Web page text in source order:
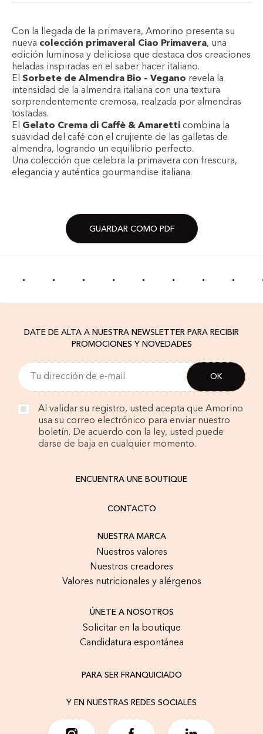
Con la llegada de la primavera, Amorino presenta su
nueva colección primaveral Ciao Primavera, una
edición luminosa y deliciosa que destaca dos creaciones
heladas inspiradas en el saber hacer italiano.
El Sorbete de Almendra Bio – Vegano revela la
intensidad de la almendra italiana con una textura
sorprendentemente cremosa, realzada por almendras
tostadas.
El Gelato Crema di Caffè & Amaretti combina la
suavidad del café con el crujiente de las galletas de
almendra, logrando un equilibrio perfecto.
Una colección que celebra la primavera con frescura,
elegancia y auténtica gourmandise italiana.
GUARDAR COMO PDF
· · · · · · · ·
DATE DE ALTA A NUESTRA NEWSLETTER PARA RECIBIR
PROMOCIONES Y NOVEDADES
Al validar su registro, usted acepta que Amorino
usa su correo electrónico para enviar nuestro
boletín. De acuerdo con la ley, usted puede
darse de baja en cualquier momento.
ENCUENTRA UNE BOUTIQUE
CONTACTO
NUESTRA MARCA
Nuestros valores
Nuestros creadores
Valores nutricionales y alérgenos
ÚNETE A NOSOTROS
Solicitar en la boutique
Candidatura espontánea
PARA SER FRANQUICIADO
Y EN NUESTRAS REDES SOCIALES